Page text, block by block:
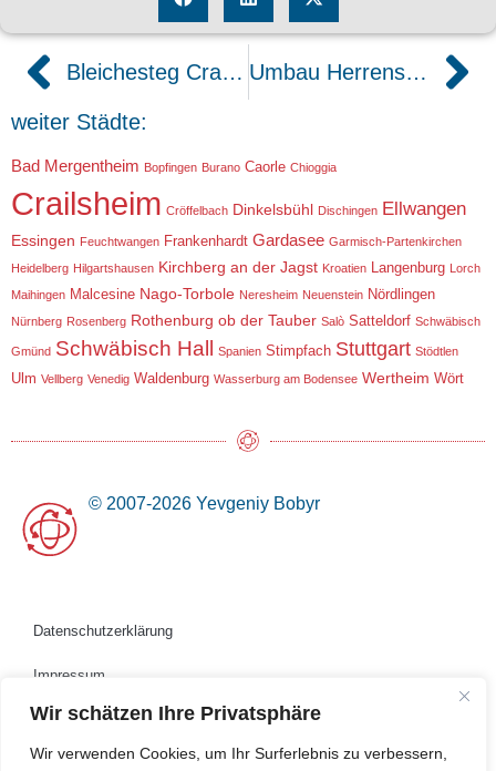
Wir schätzen Ihre Privatsphäre
Wir verwenden Cookies, um Ihr Surferlebnis zu verbessern,
Bleichesteg Crailsheim Sanierung Umbau Herrensteg Crailsheim
weiter Städte:
Bad Mergentheim Bopfingen Burano Caorle Chioggia
Crailsheim Cröffelbach Dinkelsbühl Dischingen Ellwangen
Essingen Feuchtwangen Frankenhardt Gardasee Garmisch-Partenkirchen
Heidelberg Hilgartshausen Kirchberg an der Jagst Kroatien Langenburg Lorch
Maihingen Malcesine Nago-Torbole Neresheim Neuenstein Nördlingen
Nürnberg Rosenberg Rothenburg ob der Tauber Salò Satteldorf Schwäbisch
Gmünd Schwäbisch Hall Spanien Stimpfach Stuttgart Stödtlen
Ulm Vellberg Venedig Waldenburg Wasserburg am Bodensee Wertheim Wört
© 2007-2026 Yevgeniy Bobyr
Datenschutzerklärung
Impressum
Kontakt